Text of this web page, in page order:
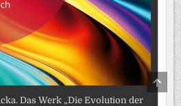
Das Werk „Die Evolution der
TO
TOP